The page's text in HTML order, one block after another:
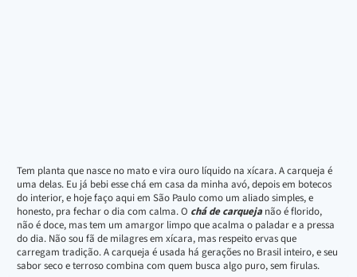
Tem planta que nasce no mato e vira ouro líquido na xícara. A carqueja é
uma delas. Eu já bebi esse chá em casa da minha avó, depois em botecos
do interior, e hoje faço aqui em São Paulo como um aliado simples, e
honesto, pra fechar o dia com calma. O chá de carquejanão é florido,
não é doce, mas tem um amargor limpo que acalma o paladar e a pressa
do dia. Não sou fã de milagres em xícara, mas respeito ervas que
carregam tradição. A carqueja é usada há gerações no Brasil inteiro, e seu
sabor seco e terroso combina com quem busca algo puro, sem firulas.